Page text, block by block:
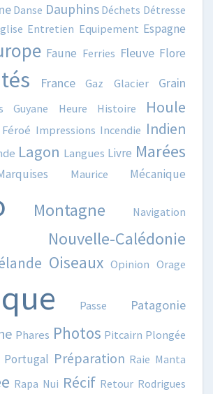
Danse Dauphins Déchets Détresse
Entretien Equipement Espagne
Faune Ferries Fleuve Flore
France Gaz Glacier Grain
Guyane Heure Histoire Houle
Impressions Incendie Indien
Lagon Langues Livre Marées
Maurice Mécanique
Montagne Navigation
Nouvelle-Calédonie
Oiseaux Opinion Orage
Passe Patagonie
Phares Photos Pitcairn Plongée
Portugal Préparation Raie Manta
Rapa Nui Récif Retour Rodrigues